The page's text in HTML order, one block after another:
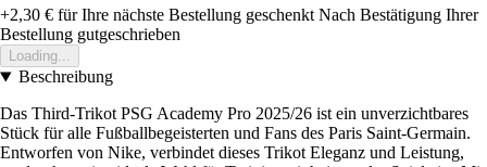
+2,30 € für Ihre nächste Bestellung geschenkt Nach Bestätigung Ihrer
Bestellung gutgeschrieben
Loading...
Beschreibung
Das Third-Trikot PSG Academy Pro 2025/26 ist ein unverzichtbares
Stück für alle Fußballbegeisterten und Fans des Paris Saint-Germain.
Entworfen von Nike, verbindet dieses Trikot Eleganz und Leistung,